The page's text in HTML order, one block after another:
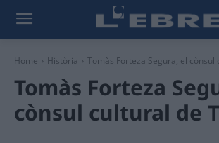
Home Història Tomàs Forteza Segura, el
Tomàs Forteza
cònsul cultural de